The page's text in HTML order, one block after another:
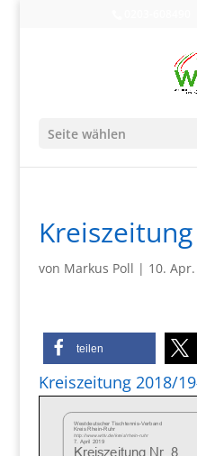
Seite wählen
von Markus Poll | 10.
teilen
Kreiszeitung 2018/